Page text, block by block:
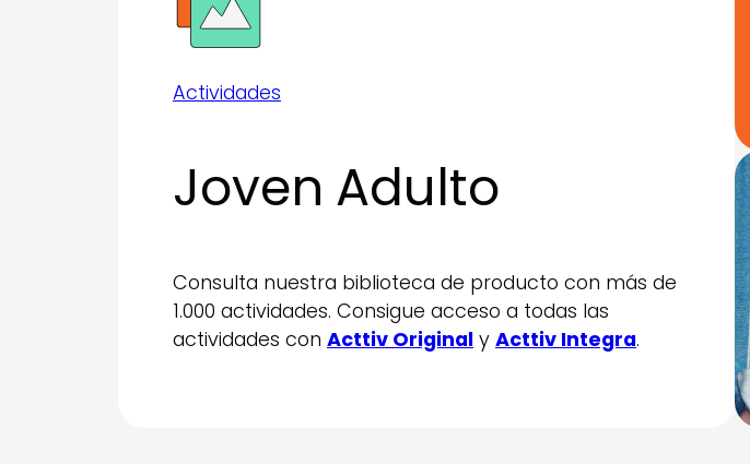
Actividades
Joven Adulto
Consulta nuestra biblioteca de producto con más de
1.000 actividades. Consigue acceso a todas las
actividades con Acttiv Original y Acttiv Integra.